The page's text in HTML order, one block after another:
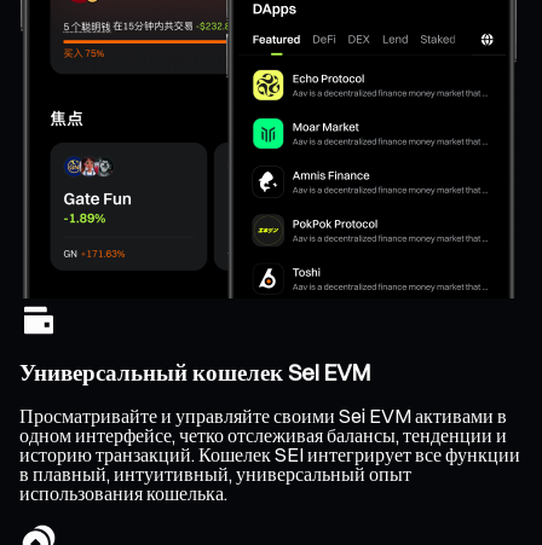
Универсальный кошелек Sei EVM
Просматривайте и управляйте своими Sei EVM активами в
одном интерфейсе, четко отслеживая балансы, тенденции и
историю транзакций. Кошелек SEI интегрирует все функции
в плавный, интуитивный, универсальный опыт
использования кошелька.